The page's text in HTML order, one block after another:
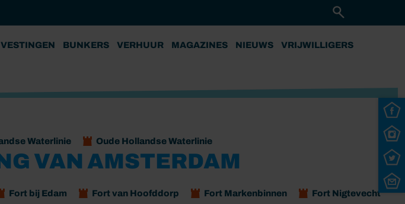
VESTINGEN BUNKERS VERHUUR MAGAZINES NIEUWS VRIJWILLIGERS
Waterlinie Oude Hollandse Waterlinie
VAN AMSTERDAM
Fort bij Edam Fort van Hoofddorp Fort Markenbinnen
Fort Nigtevecht